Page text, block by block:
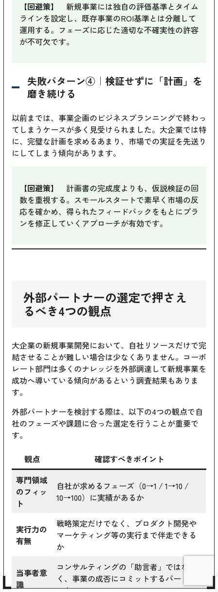
【回避策】
新規事業には独自の評価基準とタイム
ラインを設定し、既存事業のROI基準とは分離して
運用する。フェーズに応じた適切な不確実性の許容
が不可欠です。
失敗パターン④｜検証せずに「計画」を
磨き続ける
以前までは、事業企画のビジネスプランニングで終わっ
てしまうケースが多く見受けられました。大企業では特
に、完璧な計画を求めるあまり、市場での実証を先送り
にしてしまう傾向があります。
【回避策】
計画書の完成度よりも、仮説検証の回
数を重視する。スモールスタートで素早く市場の反
応を確かめ、得られたフィードバックをもとにプラ
ンを修正していくアプローチが有効です。
外部パートナーの選定で押さえ
るべき4つの観点
大企業の新規事業開発において、自社リソースだけで完
結させることが難しい場合は少なくありません。コーポ
レート部門は多くのナレッジを外部調達して新規事業を
成功へ導いている傾向があるという調査結果もありま
す。
外部パートナーを検討する際は、以下の4つの観点で自
社のフェーズや課題に合った選定を行うことが重要で
す。
観点
確認すべきポイント
専門領域
のフィッ
ト
自社が求めるフェーズ（0→1 / 1→10 /
10→100）に実績があるか
実行力の
有無
戦略策定だけでなく、プロダクト開発や
マーケティング等の実行まで伴走できる
か
当事者意
識
コンサルティングの「助言者」ではな
く、事業の成否にコミットするパートナ